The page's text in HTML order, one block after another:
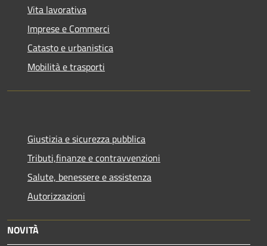
Vita lavorativa
Imprese e Commerci
Catasto e urbanistica
Mobilità e trasporti
Giustizia e sicurezza pubblica
Tributi,finanze e contravvenzioni
Salute, benessere e assistenza
Autorizzazioni
NOVITÀ